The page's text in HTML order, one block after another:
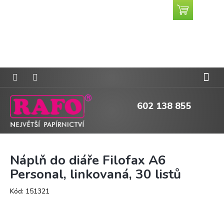
602 138 855
Nákupní
košík
Náplň do diáře Filofax A6
Personal, linkovaná, 30 listů
Kód: 151321